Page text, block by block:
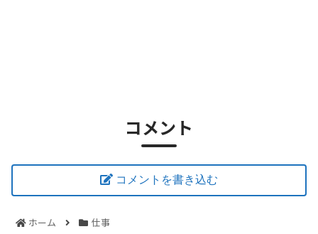
コメント
コメントを書き込む
ホーム 仕事